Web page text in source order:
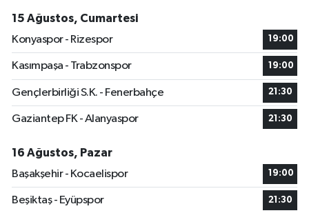
15 Ağustos, Cumartesi
Konyaspor - Rizespor
19:00
Kasımpaşa - Trabzonspor 19:00
Gençlerbirliği S.K. - Fenerbahçe 21:30
Gaziantep FK - Alanyaspor 21:30
16 Ağustos, Pazar
Başakşehir - Kocaelispor
19:00
Beşiktaş - Eyüpspor 21:30